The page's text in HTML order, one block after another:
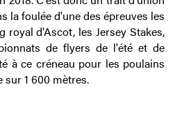
la foulée d'une des épreuves les
royal d'Ascot, les Jersey Stakes,
de flyers de l'été et de
à ce créneau pour les poulains
sur 1 600 mètres.